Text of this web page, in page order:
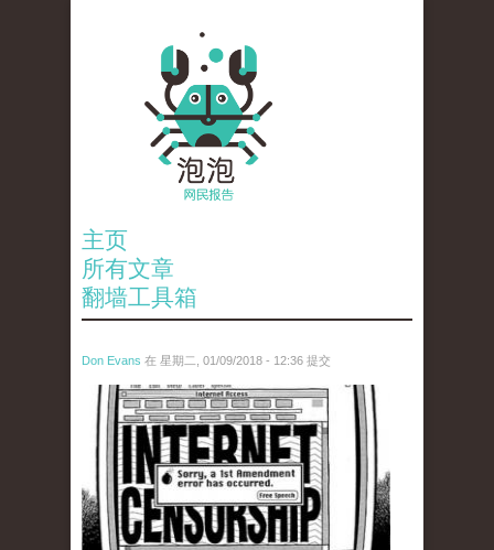
主页
所有文章
翻墙工具箱
Don Evans 在 星期二, 01/09/2018 - 12:36 提交
wechatimg866.jpeg